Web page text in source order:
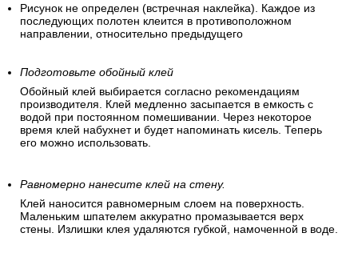
Рисунок не определен (встречная наклейка). Каждое из
последующих полотен клеится в противоположном
направлении, относительно предыдущего
Подготовьте обойный клей
Обойный клей выбирается согласно рекомендациям
производителя. Клей медленно засыпается в емкость с
водой при постоянном помешивании. Через некоторое
время клей набухнет и будет напоминать кисель. Теперь
его можно использовать.
Равномерно нанесите клей на стену.
Клей наносится равномерным слоем на поверхность.
Маленьким шпателем аккуратно промазывается верх
стены. Излишки клея удаляются губкой, намоченной в воде.